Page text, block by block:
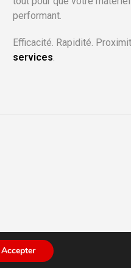
performant.
Efficacité. Rapidité.
services.
Accepter